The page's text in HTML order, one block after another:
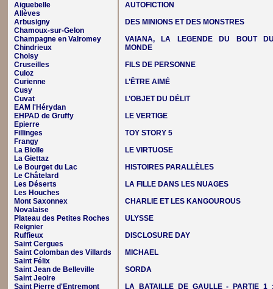
Aiguebelle
Allèves
Arbusigny
Chamoux-sur-Gelon
Champagne en Valromey
Chindrieux
Choisy
Cruseilles
Culoz
Curienne
Cusy
Cuvat
EAM l'Hérydan
EHPAD de Gruffy
Epierre
Fillinges
Frangy
La Biolle
La Giettaz
Le Bourget du Lac
Le Châtelard
Les Déserts
Les Houches
Mont Saxonnex
Novalaise
Plateau des Petites Roches
Reignier
Ruffieux
Saint Cergues
Saint Colomban des Villards
Saint Félix
Saint Jean de Belleville
Saint Jeoire
Saint Pierre d'Entremont
AUTOFICTION
DES MINIONS ET DES MONSTRES
VAIANA, LA LEGENDE DU BOUT
MONDE
FILS DE PERSONNE
L’ÊTRE AIMÉ
L’OBJET DU DÉLIT
LE VERTIGE
TOY STORY 5
LE VIRTUOSE
HISTOIRES PARALLÈLES
LA FILLE DANS LES NUAGES
CHARLIE ET LES KANGOUROUS
ULYSSE
DISCLOSURE DAY
MICHAEL
SORDA
LA BATAILLE DE GAULLE - PARTIE 1